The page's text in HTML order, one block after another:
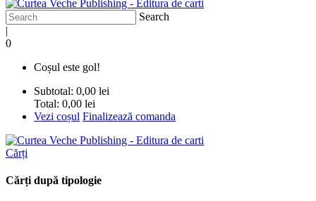
Search
|
0
Coșul este gol!
Subtotal: 0,00 lei
Total: 0,00 lei
Vezi coșul Finalizează comanda
Cărți
Cărți după tipologie